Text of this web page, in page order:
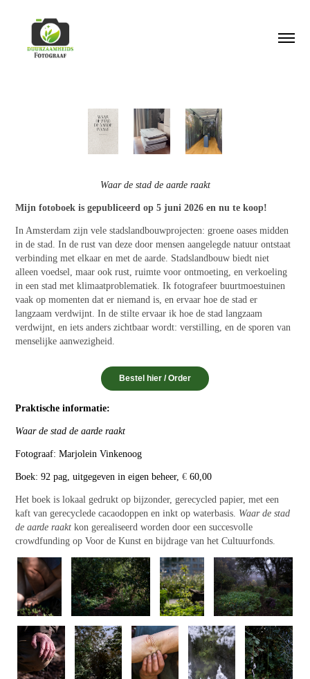
Waar de stad de aarde raakt
Mijn fotoboek is gepubliceerd op 5 juni 2026 en nu te koop!
In Amsterdam zijn vele stadslandbouwprojecten: groene oases midden
in de stad. In de rust van deze door mensen aangelegde natuur ontstaat
verbinding met elkaar en met de aarde. Stadslandbouw biedt niet
alleen voedsel, maar ook rust, ruimte voor ontmoeting, en verkoeling
in een stad met klimaatproblematiek. Ik fotografeer buurtmoestuinen
vaak op momenten dat er niemand is, en ervaar hoe de stad er
langzaam verdwijnt.In de stilte ervaar ik hoe de stad langzaam
verdwijnt, en iets anders zichtbaar wordt: verstilling, en de sporen van
menselijke aanwezigheid.
Bestel hier / Order
Praktische informatie:
Waar de stad de aarde raakt
Fotograaf: Marjolein Vinkenoog
Boek: 92 pag, uitgegeven in eigen beheer,€ 60,00
Het boek is lokaal gedrukt op bijzonder, gerecycled papier, met een
kaft van gerecyclede cacaodoppen en inkt op waterbasis. Waar de stad
de aarde raakt kon gerealiseerd worden door een succesvolle
crowdfunding op Voor de Kunst en bijdrage van het Cultuurfonds.